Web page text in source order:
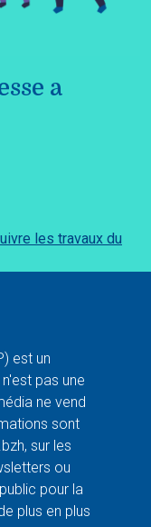
a
les travaux du
est un
pas une
ne vend
sont
sur les
ou
pour la
plus en plus